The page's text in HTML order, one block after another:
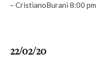
– CristianoBurani 8:00 pm
22/02/20